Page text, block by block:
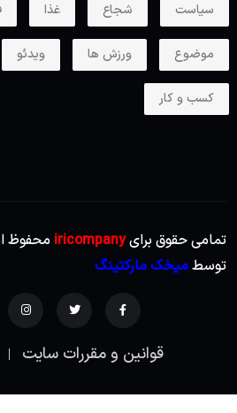
سیاست شجاع غذا
موضوع ورزش ها ویدئو
کسب و کار
تمامی حقوق برایiricompany محفوظ
توسط میخک مارکتینگ
قوانین و مقررات سایت